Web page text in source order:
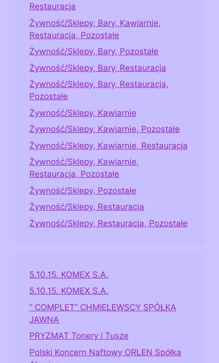
Restauracja
Żywność/Sklepy, Bary, Kawiarnie,
Restauracja, Pozostałe
Żywność/Sklepy, Bary, Pozostałe
Żywność/Sklepy, Bary, Restauracja
Żywność/Sklepy, Bary, Restauracja,
Pozostałe
Żywność/Sklepy, Kawiarnie
Żywność/Sklepy, Kawiarnie, Pozostałe
Żywność/Sklepy, Kawiarnie, Restauracja
Żywność/Sklepy, Kawiarnie,
Restauracja, Pozostałe
Żywność/Sklepy, Pozostałe
Żywność/Sklepy, Restauracja
Żywność/Sklepy, Restauracja, Pozostałe
5.10.15. KOMEX S.A.
5.10.15. KOMEX S.A.
” COMPLET” CHMIELEWSCY SPÓŁKA
JAWNA
PRYZMAT Tonery i Tusze
Polski Koncern Naftowy ORLEN Spółka